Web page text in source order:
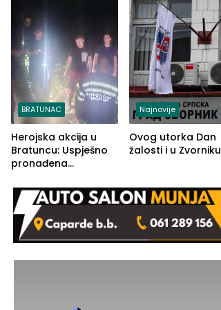
BRATUNAC
Herojska akcija u
Bratuncu: Uspješno
pronađena
a Ivanka Lazić,
rodom iz Kravice.
Najnovije
Ovog utorka Dan
žalosti i u Zvorniku